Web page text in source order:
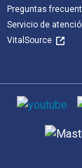
Preguntas
Servicio de
VitalSource
Medios de
Métodos de